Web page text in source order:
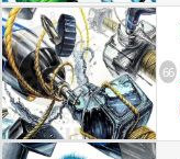
66